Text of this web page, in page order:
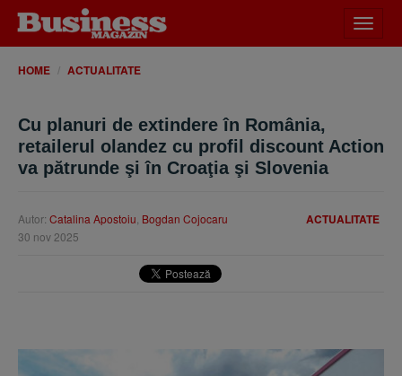
meniu
HOME ACTUALITATE
Cu planuri de extindere în România,
retailerul olandez cu profil discount Action
va pătrunde şi în Croaţia şi Slovenia
ACTUALITATE
Autor: Catalina Apostoiu Bogdan Cojocaru
30 nov 2025